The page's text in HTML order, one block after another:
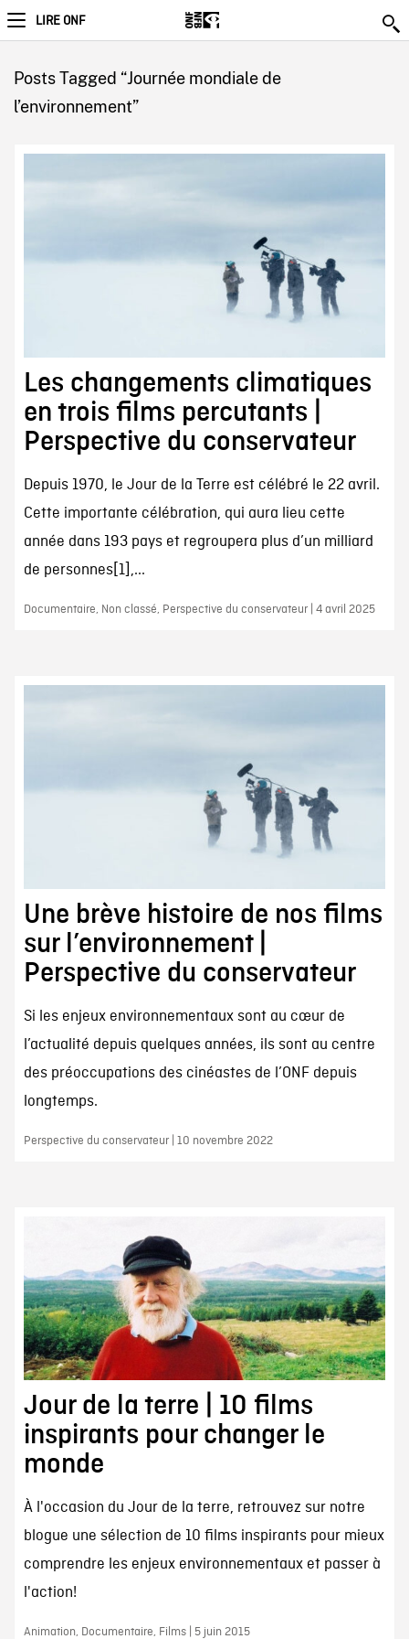
LIRE ONF
Posts Tagged “Journée mondiale de
l’environnement”
Les changements climatiques
en trois films percutants |
Perspective du conservateur
Depuis 1970, le Jour de la Terre est célébré le 22 avril.
Cette importante célébration, qui aura lieu cette
année dans 193 pays et regroupera plus d’un milliard
de personnes[1],...
Documentaire, Non classé, Perspective du conservateur | 4 avril 2025
Une brève histoire de nos films
sur l’environnement |
Perspective du conservateur
Si les enjeux environnementaux sont au cœur de
l’actualité depuis quelques années, ils sont au centre
des préoccupations des cinéastes de l’ONF depuis
longtemps.
Perspective du conservateur | 10 novembre 2022
Jour de la terre | 10 films
inspirants pour changer le
monde
À l'occasion du Jour de la terre, retrouvez sur notre
blogue une sélection de 10 films inspirants pour mieux
comprendre les enjeux environnementaux et passer à
l'action!
Animation, Documentaire, Films | 5 juin 2015